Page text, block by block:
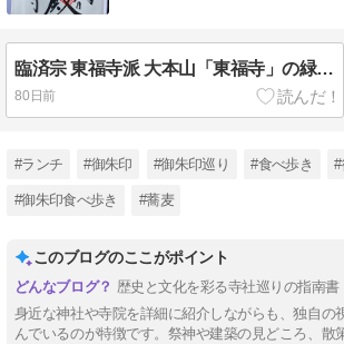
臨済宗 東福寺派 大本山「東福寺」の緑葉が綺麗でした
80日前
#ランチ #御朱印 #御朱印巡り #食べ歩き
#御朱印食べ歩き #蕎麦
このブログのここがポイント
歴史と文化を彩る寺社巡りの指南書
身近な神社や寺院を詳細に紹介しながらも、独自の
んでいるのが特徴です。祭神や建築の見どころ、散